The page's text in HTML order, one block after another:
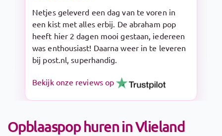
Snelle levering en makkelijk op te zetten.
De Sarah pop is een aanrader!
Bekijk onze reviews op
Opblaaspop huren in Vlieland